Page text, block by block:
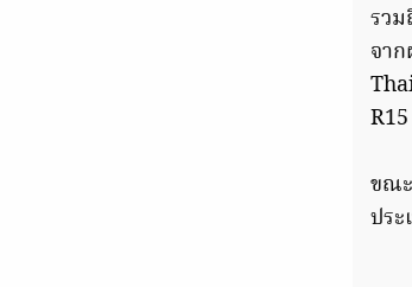
รว
จา
R15
ขณ
ปร